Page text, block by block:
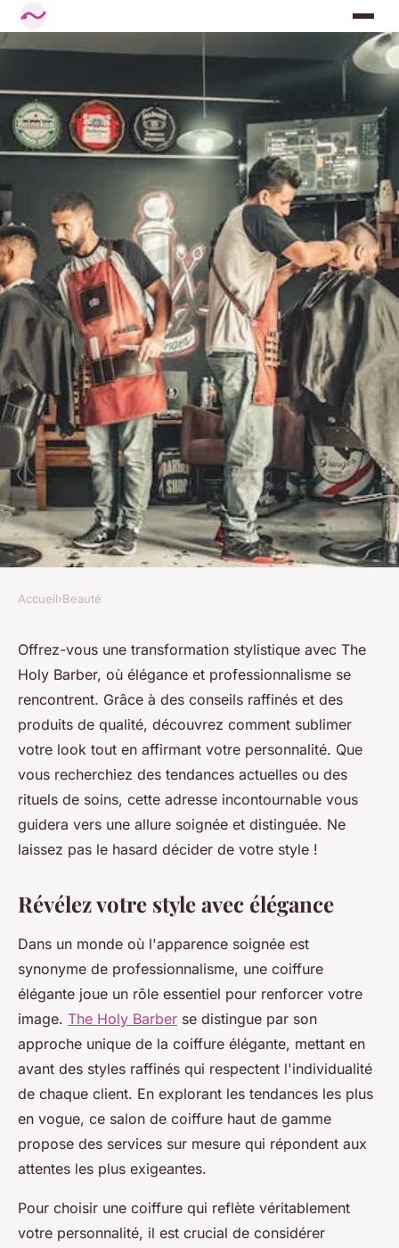
Révélez votre style avec
élégance avec The Holy Barber
Léonie•7 janvier 2025 •9 min de lecture
Accueil›Beauté
Offrez-vous une transformation stylistique avec The
Holy Barber, où élégance et professionnalisme se
rencontrent. Grâce à des conseils raffinés et des
produits de qualité, découvrez comment sublimer
votre look tout en affirmant votre personnalité. Que
vous recherchiez des tendances actuelles ou des
rituels de soins, cette adresse incontournable vous
guidera vers une allure soignée et distinguée. Ne
laissez pas le hasard décider de votre style !
Révélez votre style avec élégance
Dans un monde où l'apparence soignée est
synonyme de professionnalisme, une coiffure
élégante joue un rôle essentiel pour renforcer votre
image. The Holy Barber se distingue par son
approche unique de la coiffure élégante, mettant en
avant des styles raffinés qui respectent l'individualité
de chaque client. En explorant les tendances les plus
en vogue, ce salon de coiffure haut de gamme
propose des services sur mesure qui répondent aux
attentes les plus exigeantes.
Pour choisir une coiffure qui reflète véritablement
votre personnalité, il est crucial de considérer